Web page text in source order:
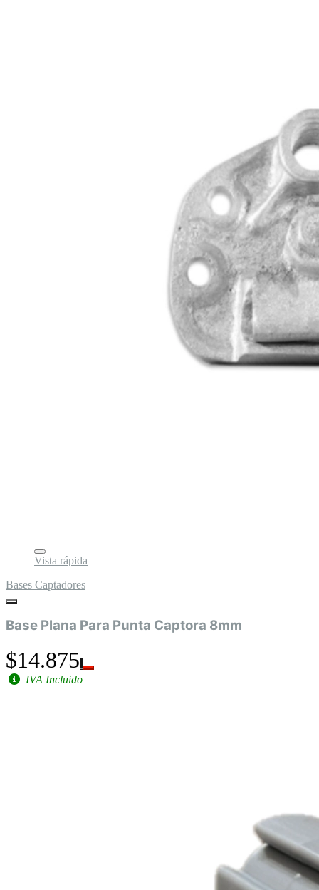
Vista rápida
Bases Captadores
Base Plana Para Punta Captora 8mm
$14.875
IVA Incluido